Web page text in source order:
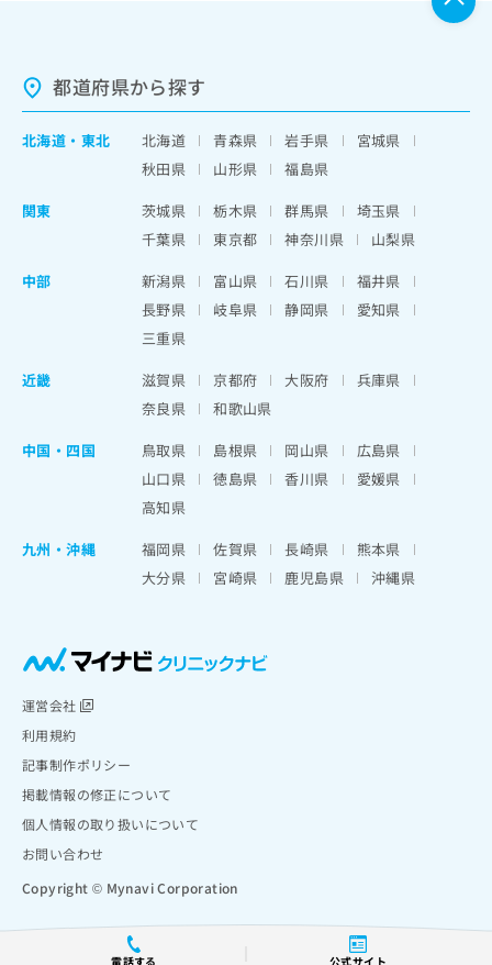
電話する 公式サイト
都道府県から探す
北海道 ・ 東北 北海道 青森県 岩手県
宮城県
秋田県
山形県
福島県
関東
茨城県 栃木県 群馬県
埼玉県
千葉県
東京都 神奈川県
山梨県
中部
新潟県 富山県 石川県
福井県
長野県
岐阜県 静岡県
愛知県
三重県
近畿
滋賀県 京都府 大阪府
兵庫県
奈良県
和歌山県
中国・四国
鳥取県 島根県 岡山県
広島県
山口県
徳島県 香川県
愛媛県
高知県
九州・沖縄
福岡県 佐賀県 長崎県
熊本県
大分県
宮崎県 鹿児島県 沖縄県
運営会社
利用規約
記事制作ポリシー
掲載情報の修正について
個人情報の取り扱いについて
お問い合わせ
Copyright © Mynavi Corporation